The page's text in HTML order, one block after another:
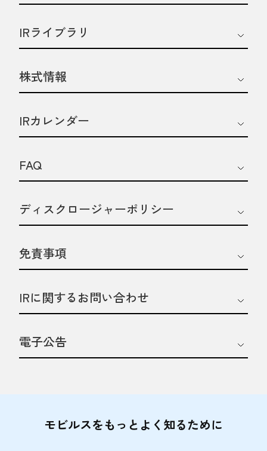
IRライブラリ
株式情報
IRカレンダー
FAQ
ディスクロージャーポリシー
免責事項
IRに関するお問い合わせ
電子公告
モビルスをもっとよく知るために